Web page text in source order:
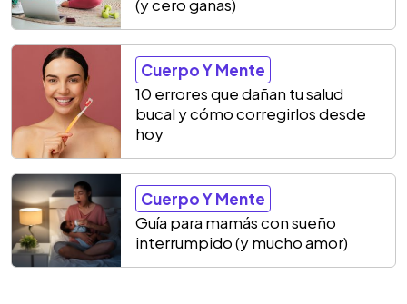
(y cero ganas)
Cuerpo Y Mente
10 errores que dañan tu salud
bucal y cómo corregirlos desde
hoy
Cuerpo Y Mente
Guía para mamás con sueño
interrumpido (y mucho amor)